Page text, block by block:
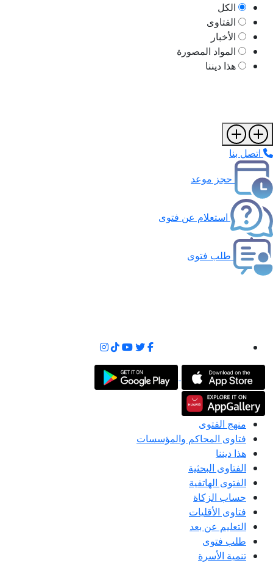
الكل
الفتاوى
الأخبار
المواد المصورة
هذا ديننا
اتصل بنا
حجز موعد
استعلام عن فتوى
طلب فتوى
منهج الفتوى
فتاوى المحاكم والمؤسسات
هذا ديننا
الفتاوى البحثية
الفتوى الهاتفية
حساب الزكاة
فتاوى الأقليات
التعليم عن بعد
طلب فتوى
تنمية الأسرة